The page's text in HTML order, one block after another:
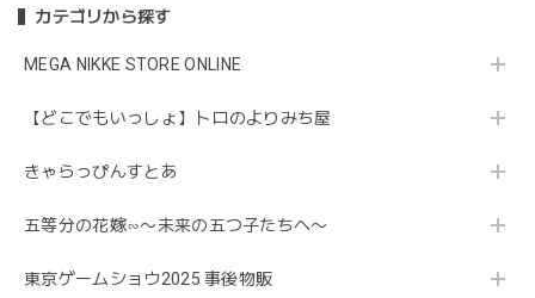
カテゴリから探す
MEGA NIKKE STORE ONLINE
【どこでもいっしょ】トロのよりみち屋
きゃらっぴんすとあ
五等分の花嫁∽〜未来の五つ子たちへ〜
東京ゲームショウ2025 事後物販